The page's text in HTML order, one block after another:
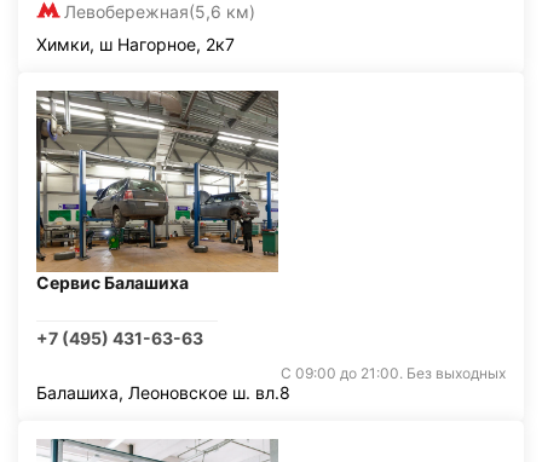
Левобережная(5,6 км)
Химки, ш Нагорное, 2к7
Сервис Балашиха
+7 (495) 431-63-63
С 09:00 до 21:00. Без выходных
Балашиха, Леоновское ш. вл.8